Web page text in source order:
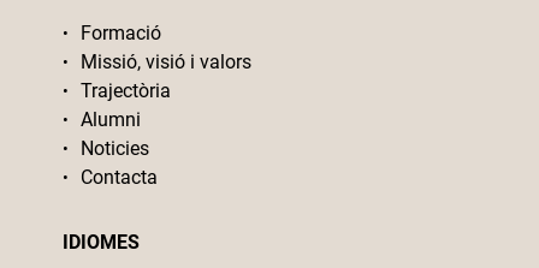
Formació
Missió, visió i valors
Trajectòria
Alumni
Noticies
Contacta
IDIOMES